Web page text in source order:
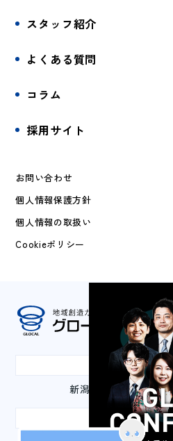
スタッフ紹介
よくある質問
コラム
採用サイト
お問い合わせ
個人情報保護方針
個人情報の取扱い
Cookieポリシー
本社
新潟県長岡市城内町
東京事